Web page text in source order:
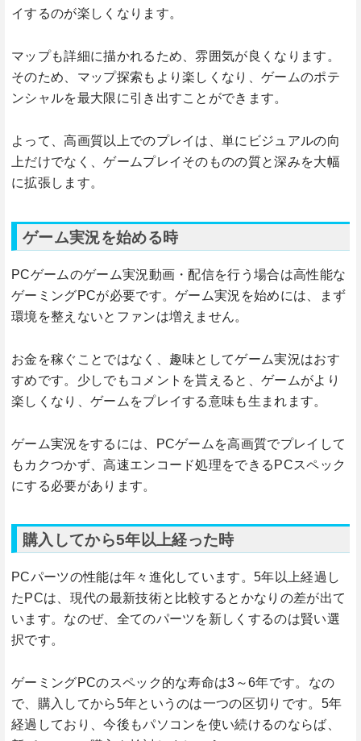
イするのが楽しくなります。
マップも詳細に描かれるため、雰囲気が良くなります。
そのため、マップ探索もより楽しくなり、ゲームのポテ
ンシャルを最大限に引き出すことができます。
よって、高画質以上でのプレイは、単にビジュアルの向
上だけでなく、ゲームプレイそのものの質と深みを大幅
に拡張します。
ゲーム実況を始める時
PCゲームのゲーム実況動画・配信を行う場合は高性能な
ゲーミングPCが必要です。ゲーム実況を始めには、まず
環境を整えないとファンは増えません。
お金を稼ぐことではなく、趣味としてゲーム実況はおす
すめです。少しでもコメントを貰えると、ゲームがより
楽しくなり、ゲームをプレイする意味も生まれます。
ゲーム実況をするには、PCゲームを高画質でプレイして
もカクつかず、高速エンコード処理をできるPCスペック
にする必要があります。
購入してから5年以上経った時
PCパーツの性能は年々進化しています。5年以上経過し
たPCは、現代の最新技術と比較するとかなりの差が出て
います。なのぜ、全てのパーツを新しくするのは賢い選
択です。
ゲーミングPCのスペック的な寿命は3～6年です。なの
で、購入してから5年というのは一つの区切りです。5年
経過しており、今後もパソコンを使い続けるのならば、